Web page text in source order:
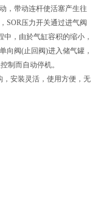
，带动连杆使活塞产生往
SOR压力开关通过进气阀
，由於气缸容积的缩小，
向阀(止回阀)进入储气罐，
制而自动停机。
安装灵活，使用方便，无